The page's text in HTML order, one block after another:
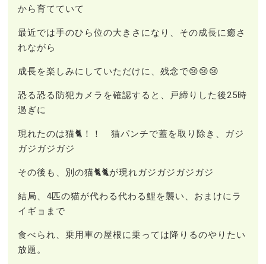
から育てていて
最近では手のひら位の大きさになり、その成長に癒さ
れながら
成長を楽しみにしていただけに、残念で😢😢😢
恐る恐る防犯カメラを確認すると、戸締りした後25時
過ぎに
現れたのは猫🐈！！ 猫パンチで蓋を取り除き、ガジ
ガジガジガジ
その後も、別の猫🐈🐈が現れガジガジガジガジ
結局、4匹の猫が代わる代わる鯉を襲い、おまけにラ
イギョまで
食べられ、乗用車の屋根に乗っては降りるのやりたい
放題。